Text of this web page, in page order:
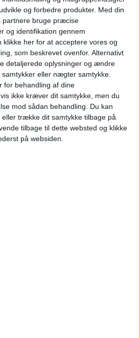
og forbedre produkter. Med din
partnere bruge præcise
og identifikation gennem
klikke her for at acceptere vores og
som beskrevet ovenfor. Alternativt
detaljerede oplysninger og ændre
eller nægter samtykke.
for behandling af dine
ikke kræver dit samtykke, men du
mod sådan behandling.
Du kan
trække dit samtykke tilbage på
tilbage til dette websted og klikke
på websiden.
runder 1,2 mia. kr. At
så stærkt, muliggør
investeringer i både
i Tivolis omfattende
år”.
Antallet af turister fra bl.a.
er steget betydeligt
samlet set er tilbage på